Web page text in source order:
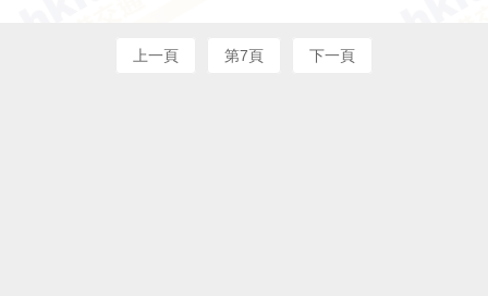
上一頁 第7頁 下一頁